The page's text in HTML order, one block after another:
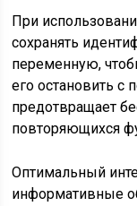
При
сохранять
переменную,
его остановить
предотвращает
повторяющихся
Оптимальный
информативные